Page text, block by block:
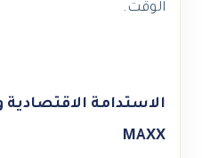
الوقت.
MAXX